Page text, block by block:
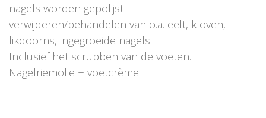
nagels worden gepolijst
verwijderen/behandelen van o.a. eelt, kloven,
likdoorns, ingegroeide nagels.
Inclusief het scrubben van de voeten.
Nagelriemolie + voetcrème.